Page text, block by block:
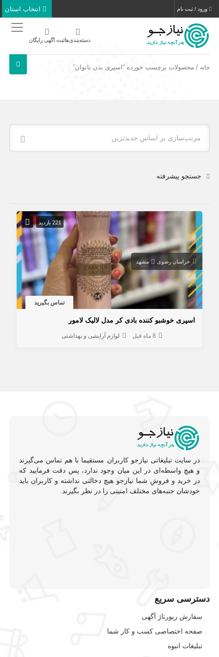
ورود / ثبت نام
دسته‌بندی‌هاثبت اگهی رایگان
خانه / محصولات برچسب خورده “اسپری بدن بانوان”
مرتب‌سازی بر اساس جدیدترین
جستجو پیشرفته
221 بازدید
خراسان رضوی مشهد
تماس بگیرید
اسپری خوشبو کننده بادی کر مدل لالیک لامور
8 ماه قبل لوازم آرایشی و بهداشتی
در سایت تبلیغاتی نیازجو کاربران مستقیما با هم تماس می‌گیرند
و هیچ واسطه‌ای در این میان وجود ندارد، پس دقت فرمایید که
در خرید و فروشِ شما نیازجو هیچ دخالتی نداشته و کاربران باید
خودشان جنبه‌های مختلف امنیتی را در نظر بگیرند.
دسترسی سریع
سفارش رپورتاژ آگهی
صفحه اختصاصی کسب و کار شما
تبلیغات انبوه